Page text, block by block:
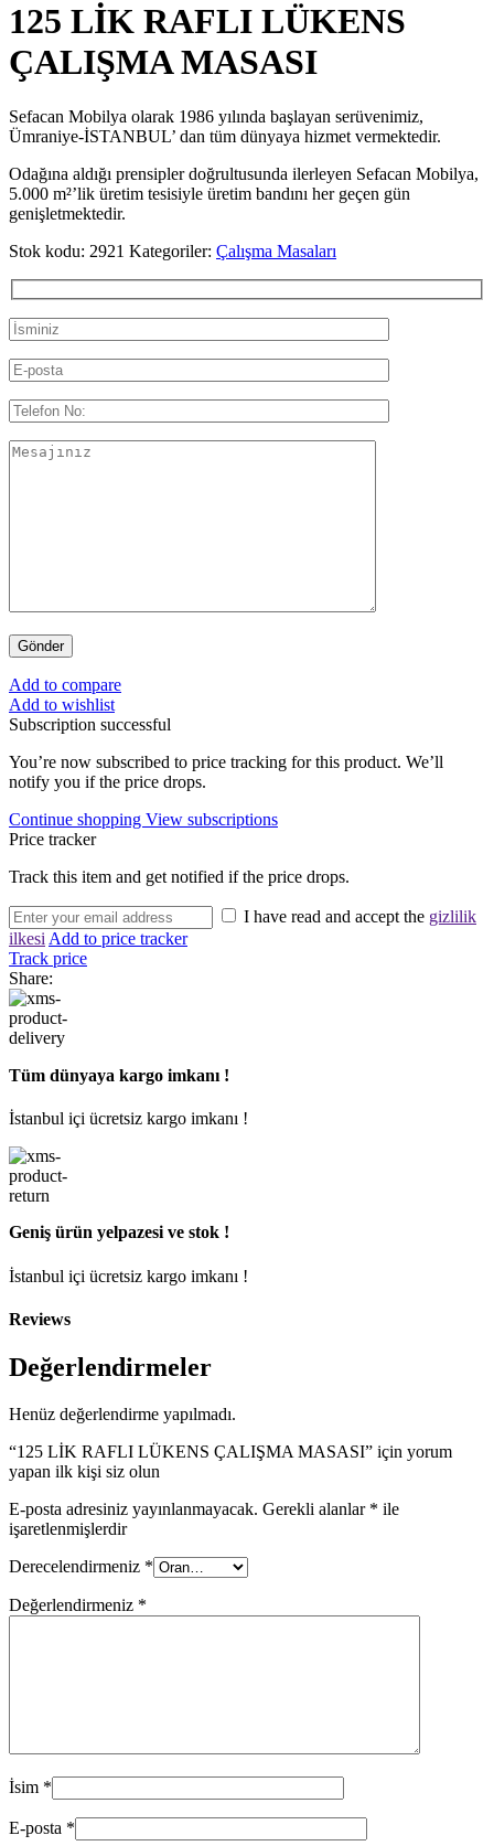
125 LİK RAFLI LÜKENS
ÇALIŞMA MASASI
Sefacan Mobilya olarak 1986 yılında başlayan serüvenimiz,
Ümraniye-İSTANBUL’ dan tüm dünyaya hizmet vermektedir.
Odağına aldığı prensipler doğrultusunda ilerleyen Sefacan Mobilya,
5.000 m²’lik üretim tesisiyle üretim bandını her geçen gün
genişletmektedir.
Stok kodu: 2921 Kategoriler: Çalışma Masaları
Add to compare
Add to wishlist
Subscription successful
You’re now subscribed to price tracking for this product. We’ll
notify you if the price drops.
Continue shopping View subscriptions
Price tracker
Track this item and get notified if the price drops.
I have read and accept the gizlilik
ilkesiAdd to price tracker
Track price
Share:
Tüm dünyaya kargo imkanı !
İstanbul içi ücretsiz kargo imkanı !
Geniş ürün yelpazesi ve stok !
İstanbul içi ücretsiz kargo imkanı !
Reviews
Değerlendirmeler
Henüz değerlendirme yapılmadı.
“125 LİK RAFLI LÜKENS ÇALIŞMA MASASI” için yorum
yapan ilk kişi siz olun
E-posta adresiniz yayınlanmayacak. Gerekli alanlar * ile
işaretlenmişlerdir
Derecelendirmeniz *
Değerlendirmeniz *
İsim *
E-posta *